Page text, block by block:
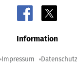
Information
Impressum Datenschutz